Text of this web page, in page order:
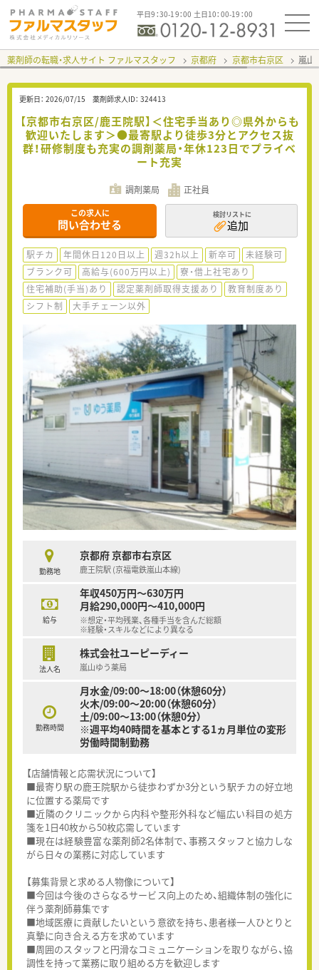
平日9：30-19：00 土日10：00-19：00
薬剤師の転職・求人サイト ファルマスタッフ 京都府 京都市右京区 嵐山
更新日： 2026/07/15 薬剤師求人ID： 324413
【京都市右京区/鹿王院駅】＜住宅手当あり◎県外からも
歓迎いたします＞●最寄駅より徒歩3分とアクセス抜
群！研修制度も充実の調剤薬局・年休123日でプライベ
ート充実
調剤薬局 正社員
この求人に
問い合わせる
検討リストに
追加
駅チカ 年間休日120日以上 週32h以上 新卒可
未経験可
ブランク可
高給与(600万円以上)
寮・借上社宅あり
住宅補助(手当)あり
認定薬剤師取得支援あり
教育制度あり
シフト制
大手チェーン以外
勤務地
京都府 京都市右京区
鹿王院駅 (京福電鉄嵐山本線)
給与
年収450万円～630万円
月給290,000円～410,000円
※想定・平均残業、各種手当を含んだ総額
※経験・スキルなどにより異なる
法人名
株式会社ユーピーディー
嵐山ゆう薬局
勤務時間
月水金/09:00～18:00（休憩60分）
火木/09:00～20:00（休憩60分）
土/09:00～13:00（休憩0分）
※週平均40時間を基本とする1ヵ月単位の変形
労働時間制勤務
【店舗情報と応需状況について】
■最寄り駅の鹿王院駅から徒歩わずか3分という駅チカの好立地
に位置する薬局です
■近隣のクリニックから内科や整形外科など幅広い科目の処方
箋を1日40枚から50枚応需しています
■現在は経験豊富な薬剤師2名体制で、事務スタッフと協力しな
がら日々の業務に対応しています
【募集背景と求める人物像について】
■今回は今後のさらなるサービス向上のため、組織体制の強化に
伴う薬剤師募集です
■地域医療に貢献したいという意欲を持ち、患者様一人ひとりと
真摯に向き合える方を求めています
■周囲のスタッフと円滑なコミュニケーションを取りながら、協
調性を持って業務に取り組める方を歓迎します